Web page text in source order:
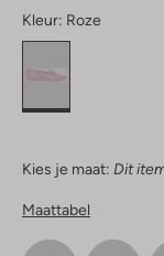
Kleur: Roze
Kies je maat: Dit
Maattabel